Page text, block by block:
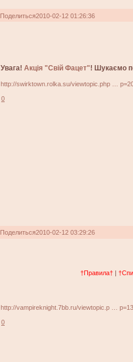
Поделиться2010-02-12 01:26:36
Увага!Акція "Свій Фацет"! Шукаємо
http://swirktown.rolka.su/viewtopic.php …
0
Поделиться2010-02-12 03:29:26
†Правила† |
http://vampireknight.7bb.ru/viewtopic.p …
0